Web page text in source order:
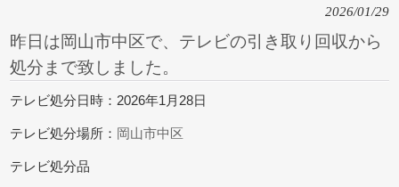
2026/01/29
昨日は岡山市中区で、テレビの引き取り回収から
処分まで致しました。
テレビ処分日時：2026年1月28日
テレビ処分場所： 岡山市中区
テレビ処分品